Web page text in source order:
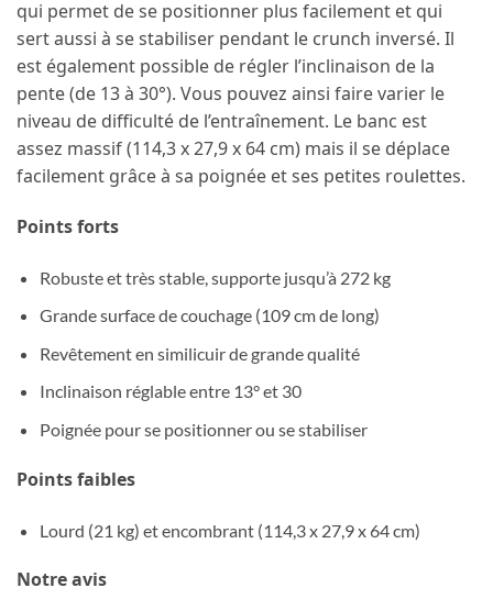
qui permet de se positionner plus facilement et qui
sert aussi à se stabiliser pendant le crunch inversé. Il
est également possible de régler l’inclinaison de la
pente (de 13 à 30°). Vous pouvez ainsi faire varier le
niveau de difficulté de l’entraînement. Le banc est
assez massif (114,3 x 27,9 x 64 cm) mais il se déplace
facilement grâce à sa poignée et ses petites roulettes.
Points forts
Robuste et très stable, supporte jusqu’à 272 kg
Grande surface de couchage (109 cm de long)
Revêtement en similicuir de grande qualité
Inclinaison réglable entre 13° et 30
Poignée pour se positionner ou se stabiliser
Points faibles
Lourd (21 kg) et encombrant (114,3 x 27,9 x 64 cm)
Notre avis